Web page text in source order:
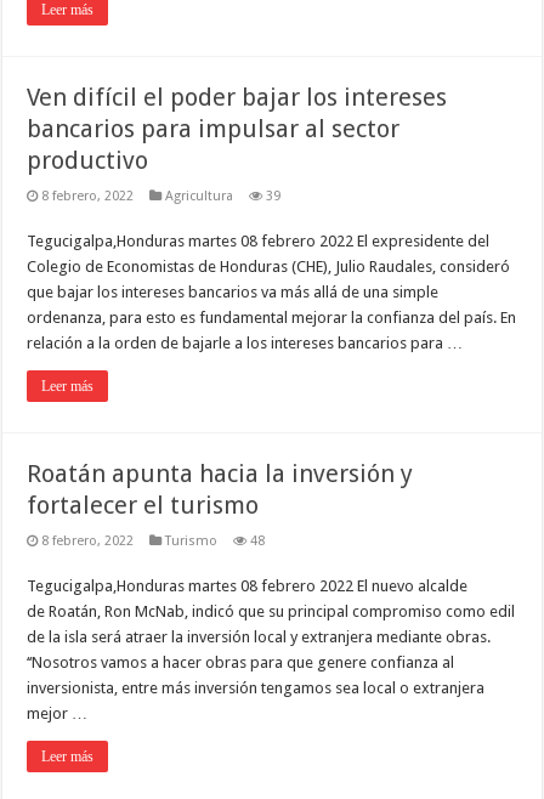
Leer más
Ven difícil el poder bajar los intereses
bancarios para impulsar al sector
productivo
8 febrero, 2022 Agricultura 39
Tegucigalpa,Honduras martes 08 febrero 2022 El expresidente del
Colegio de Economistas de Honduras (CHE), Julio Raudales, consideró
que bajar los intereses bancarios va más allá de una simple
ordenanza, para esto es fundamental mejorar la confianza del país. En
relación a la orden de bajarle a los intereses bancarios para …
Leer más
Roatán apunta hacia la inversión y
fortalecer el turismo
8 febrero, 2022 Turismo 48
Tegucigalpa,Honduras martes 08 febrero 2022 El nuevo alcalde
de Roatán, Ron McNab, indicó que su principal compromiso como edil
de la isla será atraer la inversión local y extranjera mediante obras.
‘‘Nosotros vamos a hacer obras para que genere confianza al
inversionista, entre más inversión tengamos sea local o extranjera
mejor …
Leer más